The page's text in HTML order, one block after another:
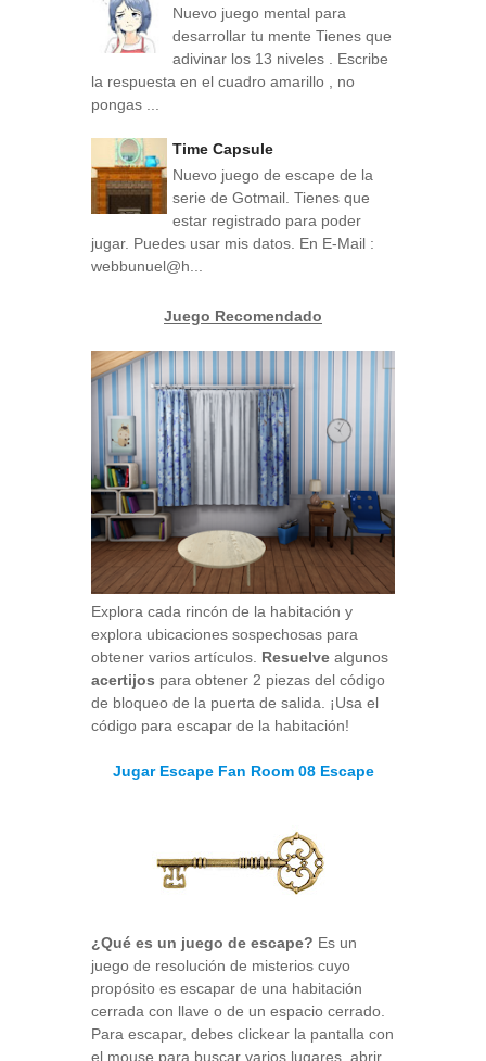
Nuevo juego mental para
desarrollar tu mente Tienes que
adivinar los 13 niveles . Escribe
la respuesta en el cuadro amarillo , no
pongas ...
Time Capsule
Nuevo juego de escape de la
serie de Gotmail. Tienes que
estar registrado para poder
jugar. Puedes usar mis datos. En E-Mail :
webbunuel@h...
Juego Recomendado
Explora cada rincón de la habitación y
explora ubicaciones sospechosas para
obtener varios artículos. Resuelve algunos
acertijos para obtener 2 piezas del código
de bloqueo de la puerta de salida. ¡Usa el
código para escapar de la habitación!
Jugar Escape Fan Room 08 Escape
¿Qué es un juego de escape? Es un
juego de resolución de misterios cuyo
propósito es escapar de una habitación
cerrada con llave o de un espacio cerrado.
Para escapar, debes clickear la pantalla con
el mouse para buscar varios lugares, abrir